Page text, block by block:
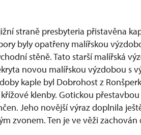
straně presbyteria přistavěna
byly opatřeny malířskou
stěně. Tato starší malířská
novou malířskou výzdobou s
kaple byl Dobrohost z
klenby. Gotickou
Jeho novější výraz doplnila
zvonem. Ten je ve věži zachován